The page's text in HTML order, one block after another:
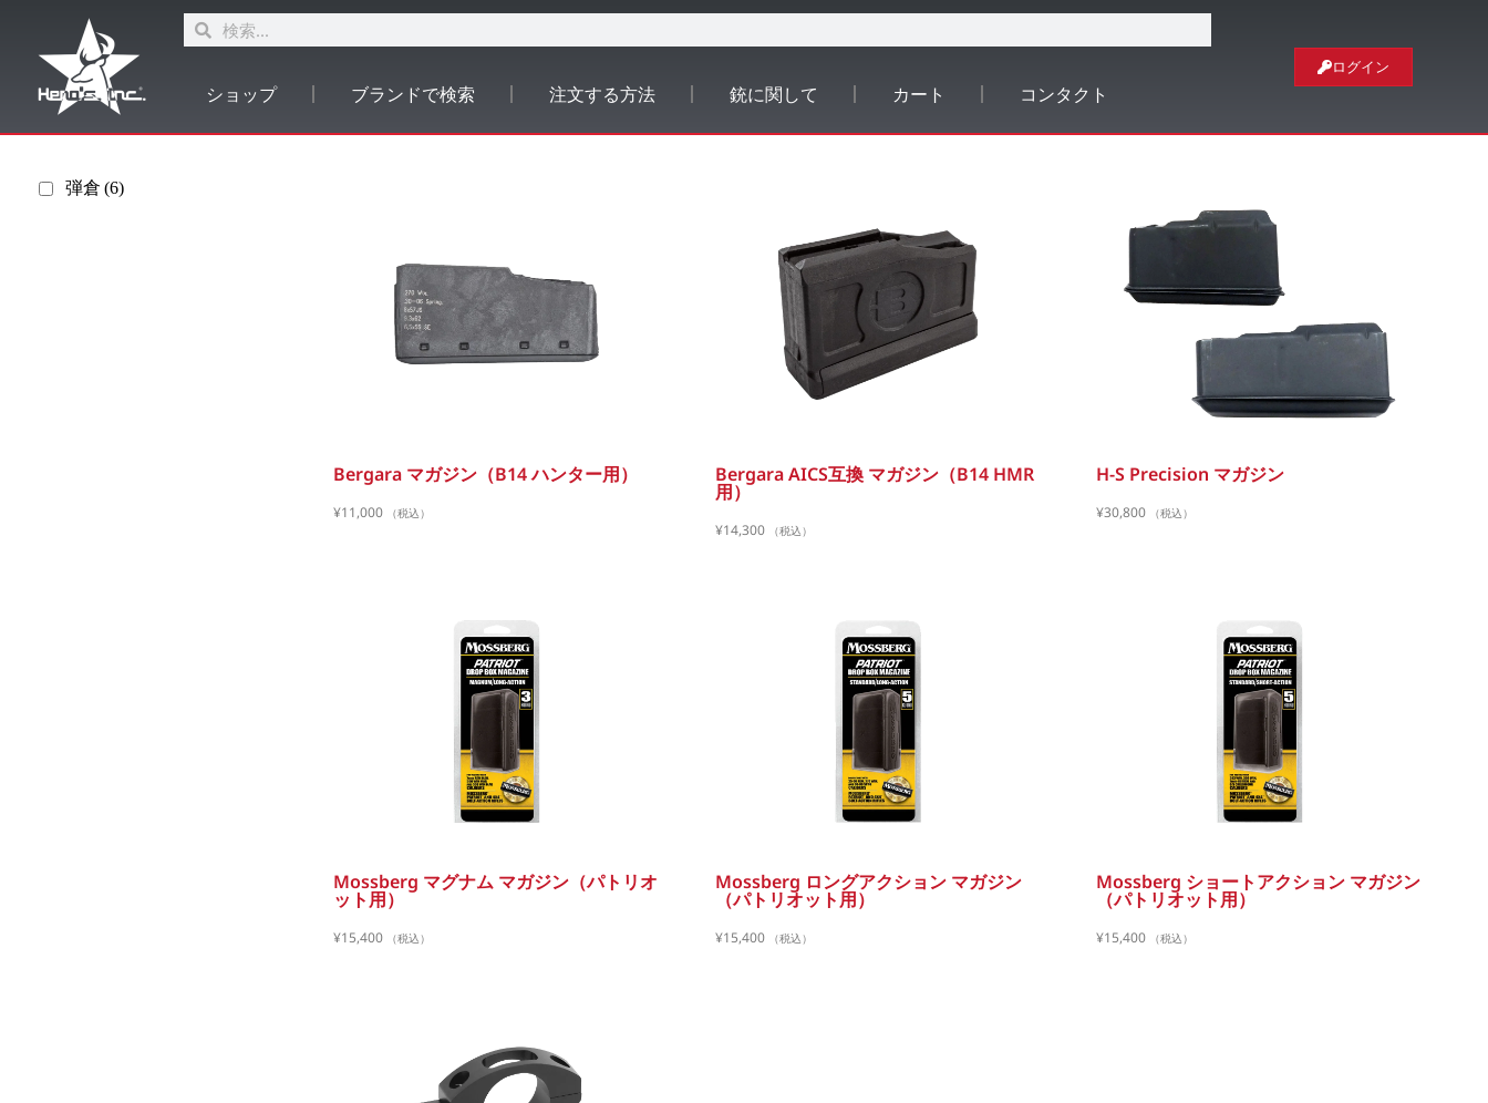
ショップ ブランドで検索 注文する方法 銃に関して カート コンタクト
ログイン
弾倉 (6)
Bergara マガジン（B14 ハンター用）
¥11,000 （税込）
Bergara AICS互換 マガジン（B14 HMR
用）
¥14,300 （税込）
H-S Precision マガジン
¥30,800 （税込）
Mossberg マグナム マガジン（パトリオ
ット用）
¥15,400 （税込）
Mossberg ロングアクション マガジン
（パトリオット用）
¥15,400 （税込）
Mossberg ショートアクション マガジン
（パトリオット用）
¥15,400 （税込）